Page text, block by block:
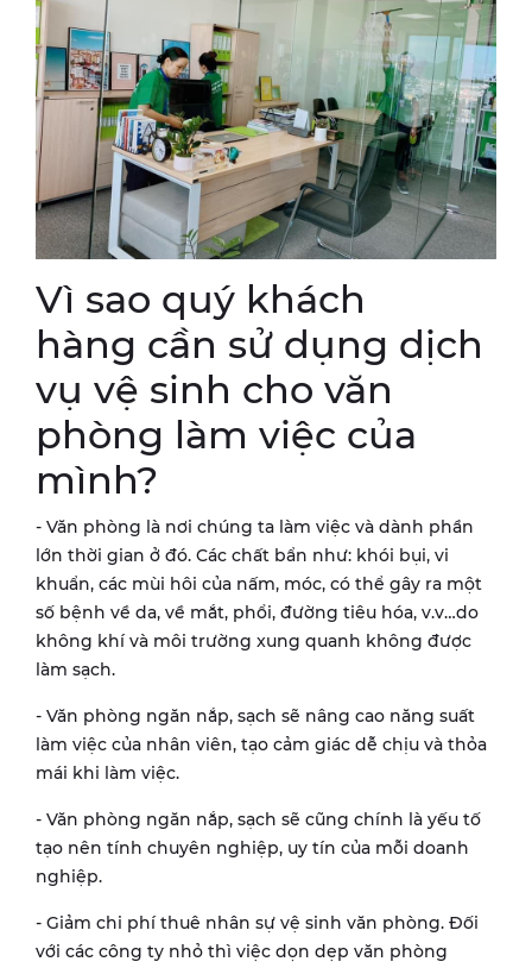
Vì sao quý khách
hàng cần sử dụng dịch
vụ vệ sinh cho văn
phòng làm việc của
mình?
- Văn phòng là nơi chúng ta làm việc và dành phần
lớn thời gian ở đó. Các chất bẩn như: khói bụi, vi
khuẩn, các mùi hôi của nấm, móc, có thể gây ra một
số bệnh về da, về mắt, phổi, đường tiêu hóa, v.v…do
không khí và môi trường xung quanh không được
làm sạch.
- Văn phòng ngăn nắp, sạch sẽ nâng cao năng suất
làm việc của nhân viên, tạo cảm giác dễ chịu và thỏa
mái khi làm việc.
- Văn phòng ngăn nắp, sạch sẽ cũng chính là yếu tố
tạo nên tính chuyên nghiệp, uy tín của mỗi doanh
nghiệp.
- Giảm chi phí thuê nhân sự vệ sinh văn phòng. Đối
với các công ty nhỏ thì việc dọn dẹp văn phòng